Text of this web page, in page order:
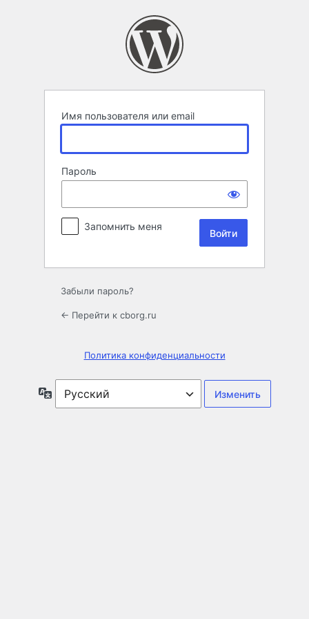
Имя пользователя или email
Пароль
Запомнить меня
Забыли пароль?
← Перейти к cborg.ru
Политика конфиденциальности
Язык